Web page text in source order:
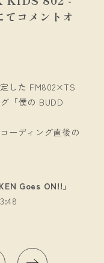
コメントオ
した FM802×TS
「僕の BUDD
ーディング直後の
Goes ON!!」